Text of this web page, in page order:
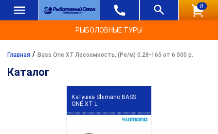
0
РЫБОЛОВНЫЕ ТУРЫ
Главная / Bass One XT Лесоемкость, (Ре/м) 0.28-165 от 6 500 р.
Каталог
Катушка Shimano BASS
ONE XT L